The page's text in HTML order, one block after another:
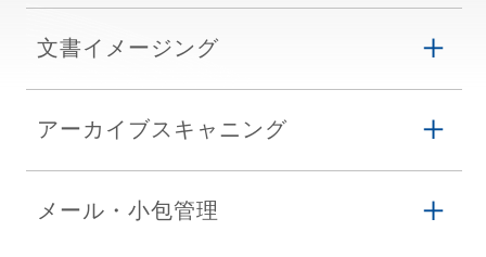
文書イメージング
アーカイブスキャニング
メール・小包管理